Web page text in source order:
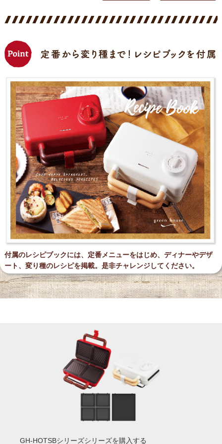
付属のレシピブックには、定番メニューをはじめ、 ディナーやデザ
ート、変り種のレシピを掲載。 是非チャレンジしてください。
GH-HOTSBシリーズシリーズを購入する